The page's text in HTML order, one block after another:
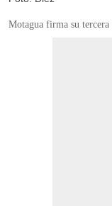
Motagua firma su